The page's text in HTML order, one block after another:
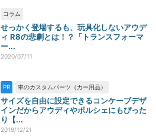
コラム
せっかく登場するも、玩具化しないアウデ
ィ R8の悲劇とは！？「トランスフォーマ
ー...
2020/07/11
PR 車のカスタムパーツ（カー用品）
サイズを自由に設定できるコンケーブデザ
インだからアウディやポルシェにもぴった
り【...
2019/12/21